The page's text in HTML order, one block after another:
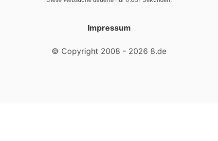
Impressum
© Copyright 2008 - 2026 8.de